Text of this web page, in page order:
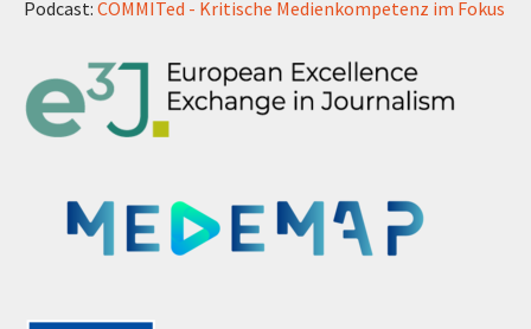
Podcast: COMMITed - Kritische Medienkompetenz im Fokus